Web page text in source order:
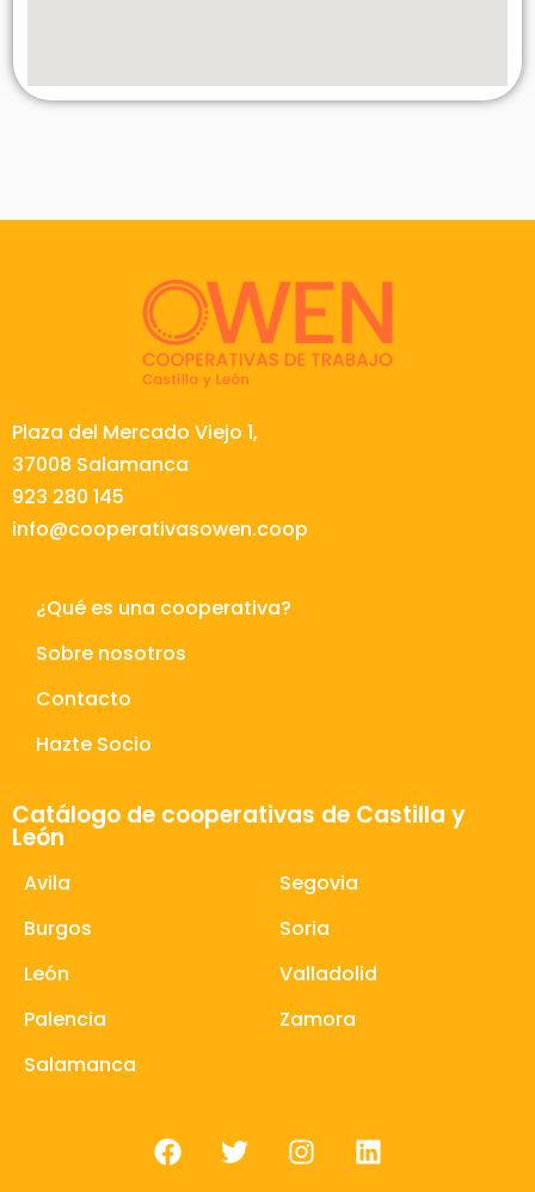
Plaza del Mercado Viejo 1,
37008 Salamanca
923 280 145
info@cooperativasowen.coop
¿Qué es una cooperativa?
Sobre nosotros
Contacto
Hazte Socio
Catálogo de cooperativas de Castilla y
León
Avila
Burgos
León
Palencia
Salamanca
Segovia
Soria
Valladolid
Zamora